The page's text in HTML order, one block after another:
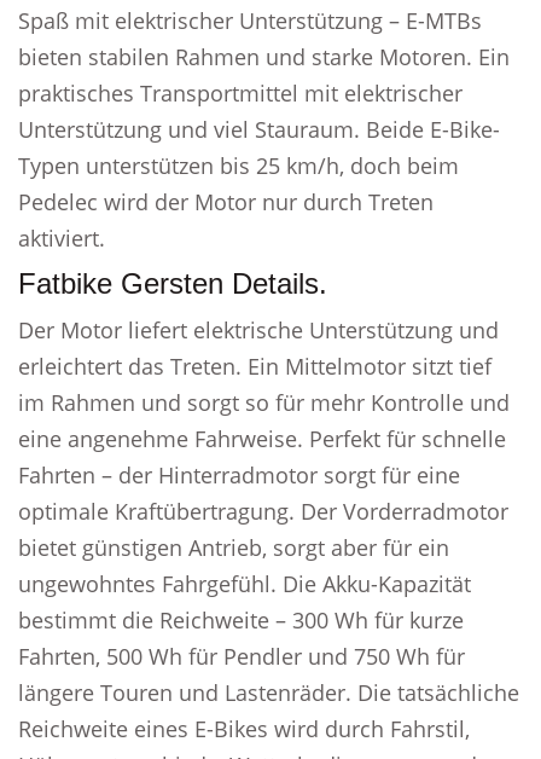
Spaß mit elektrischer Unterstützung – E-MTBs
bieten stabilen Rahmen und starke Motoren. Ein
praktisches Transportmittel mit elektrischer
Unterstützung und viel Stauraum. Beide E-Bike-
Typen unterstützen bis 25 km/h, doch beim
Pedelec wird der Motor nur durch Treten
aktiviert.
Fatbike Gersten Details.
Der Motor liefert elektrische Unterstützung und
erleichtert das Treten. Ein Mittelmotor sitzt tief
im Rahmen und sorgt so für mehr Kontrolle und
eine angenehme Fahrweise. Perfekt für schnelle
Fahrten – der Hinterradmotor sorgt für eine
optimale Kraftübertragung. Der Vorderradmotor
bietet günstigen Antrieb, sorgt aber für ein
ungewohntes Fahrgefühl. Die Akku-Kapazität
bestimmt die Reichweite – 300 Wh für kurze
Fahrten, 500 Wh für Pendler und 750 Wh für
längere Touren und Lastenräder. Die tatsächliche
Reichweite eines E-Bikes wird durch Fahrstil,